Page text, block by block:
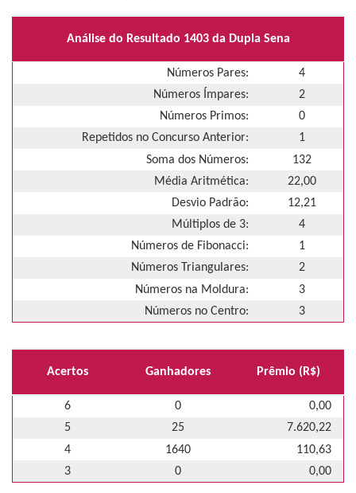
Análise do Resultado 1403 da Dupla Sena
Números Pares:
4
Números Ímpares:
2
Números Primos:
0
Repetidos no Concurso Anterior:
1
Soma dos Números:
132
Média Aritmética:
22,00
Desvio Padrão:
12,21
Múltiplos de 3:
4
Números de Fibonacci:
1
Números Triangulares:
2
Números na Moldura:
3
Números no Centro:
3
Acertos Ganhadores Prêmio (R$)
6 0
0,00
5
25
7.620,22
4
1640
110,63
3
0 0,00